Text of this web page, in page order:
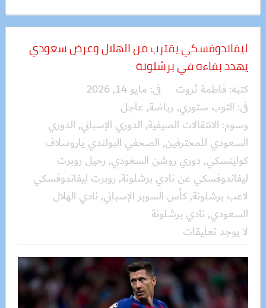
ليفاندوفسكي يقترب من الهلال وعرض سعودي
يهدد بقاءه في برشلونة
كتبه: فاطمة ثروت فى: مايو 14, 2026
فى: التوب ستوري, رياضة, عاجل
وسوم: الانتقالات الصيفية, الدوري الإسباني, الدوري
السعودي للمحترفين, الصحفي البولندي ياروسلاف
كولينسكي, دوري روشن السعودي, رحيل روبرت
ليفاندوفسكي عن نادي برشلونة, روبرت ليفاندوفسكي
لاعب برشلونة,كأس السوبر الإسباني, نادي الهلال
السعودي, نادي برشلونة
لا يوجد تعليقات